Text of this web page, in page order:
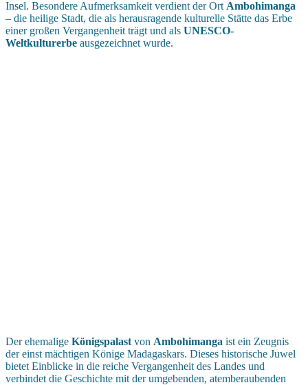
Insel. Besondere Aufmerksamkeit verdient der Ort Ambohimanga
– die heilige Stadt, die als herausragende kulturelle Stätte das Erbe
einer großen Vergangenheit trägt und als UNESCO-
Weltkulturerbe ausgezeichnet wurde.
Der ehemalige Königspalast von Ambohimanga ist ein Zeugnis
der einst mächtigen Könige Madagaskars. Dieses historische Juwel
bietet Einblicke in die reiche Vergangenheit des Landes und
verbindet die Geschichte mit der umgebenden, atemberaubenden